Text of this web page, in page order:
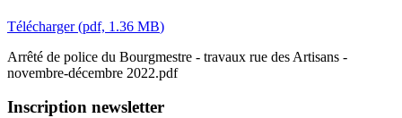
Télécharger(pdf, 1.36 MB)
Arrêté de police du Bourgmestre - travaux rue des Artisans -
novembre-décembre 2022.pdf
Inscription newsletter